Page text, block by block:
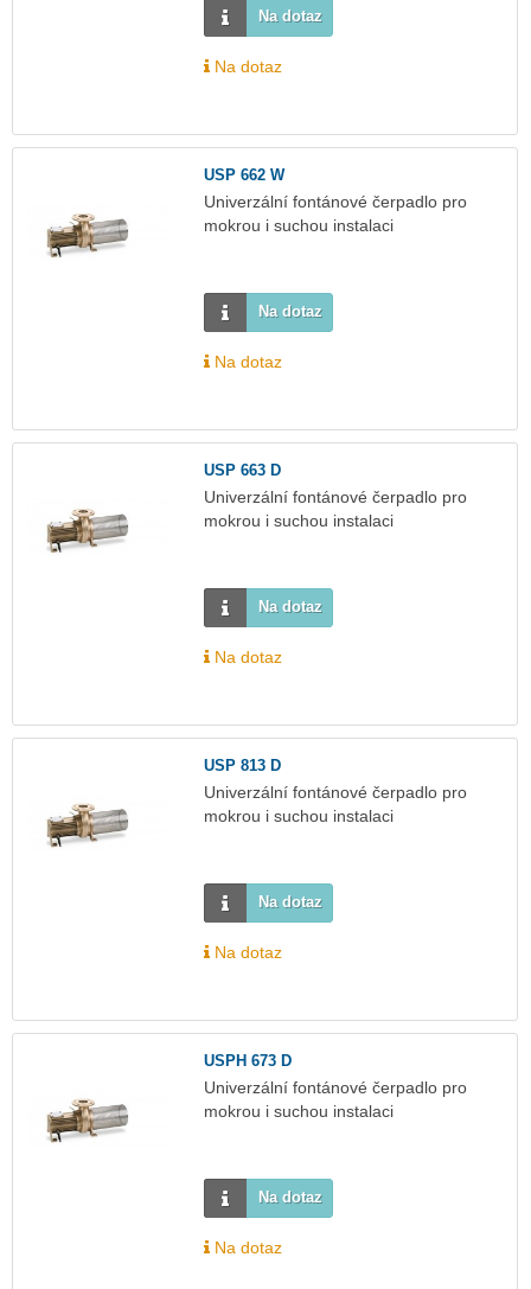
Na dotaz
Na dotaz
USP 662 W
Univerzální fontánové čerpadlo pro
mokrou i suchou instalaci
Na dotaz
Na dotaz
USP 663 D
Univerzální fontánové čerpadlo pro
mokrou i suchou instalaci
Na dotaz
Na dotaz
USP 813 D
Univerzální fontánové čerpadlo pro
mokrou i suchou instalaci
Na dotaz
Na dotaz
USPH 673 D
Univerzální fontánové čerpadlo pro
mokrou i suchou instalaci
Na dotaz
Na dotaz